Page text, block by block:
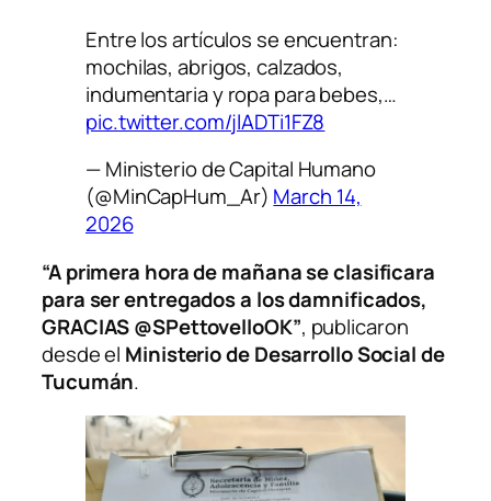
Entre los artículos se encuentran:
mochilas, abrigos, calzados,
indumentaria y ropa para bebes,…
pic.twitter.com/jlADTi1FZ8
— Ministerio de Capital Humano
(@MinCapHum_Ar) March 14,
2026
“A primera hora de mañana se clasificara
para ser entregados a los damnificados,
GRACIAS @SPettovelloOK”, publicaron
desde el Ministerio de Desarrollo Social de
Tucumán.